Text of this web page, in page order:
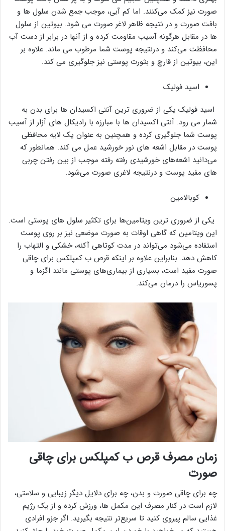
صورت نیز کمک می‌کنند. اما کم آبی، موجب جمع شدن سلول ها و
بافت صورت و در نتیجه ظاهر لاغر صورت می شود. بیوتین از سلول
ها در مقابل هرگونه آسیب مقاومت کرده و از آنها در برابر از دست آب
محافظت می‌کند و درنتیجه پوست شما مرطوب می ماند. علاوه بر
این، بیوتین از قارچ و بثورت پوستی نیز جلوگیری می کند.
اسید فولیک
اسید فولیک یکی از ضروری ترین آنتی اکسیدان ها برای بدن به
شمار می رود. آنتی اکسیدان ها با مبارزه با رادیکال های آزار از آسیب
پوست شما جلوگیری کرده و همچنین به عنوان یک لایه محافظی
پوست در مقابل اشعه های نور خورشید عمل می کند. همانطور که
می‌دانید اشعه‌های خورشیدی رفته رفته موجب از بین رفتن چربی
های مفید پوست و درنتیجه لاغری صورت می‌شود.
کوبالامین
یکی از ضروری ترین ویتامین‌ها برای تکثیر سلول های پوستی است.
این ویتامین که گاهی اوقات به صورت موضعی نیز بر روی پوست
استفاده می‌شود می‌تواند در مدت کوتاهی آکنه، خشکی و التهاب را
کاهش دهد. بنابر‌این علاوه بر اینکه قرص ب کمپلکس برای چاقی
صورت مفید است، بسیاری از بیماری‌های پوستی مانند اگزما و
پسوریاس را درمان می‌کند.
زمان مصرف قرص ب کمپلکس برای چاقی
صورت
چه برای چاقی صورت و بدن، چه برای دلایل دیگر زیبایی و سلامتی،
لازم است در کنار مصرف این مکمل ها، ورزش کرده و از یک رژیم
غذایی سالم پیروی کنید تا سریع‌تر نتیجه بگیرید. اگر جزو افرادی